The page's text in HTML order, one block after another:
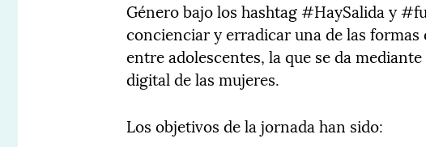
Género bajo los hashtag #HaySalida y
concienciar y erradicar una de las
entre adolescentes, la que se da
digital de las mujeres.
Los objetivos de la jornada han sido: